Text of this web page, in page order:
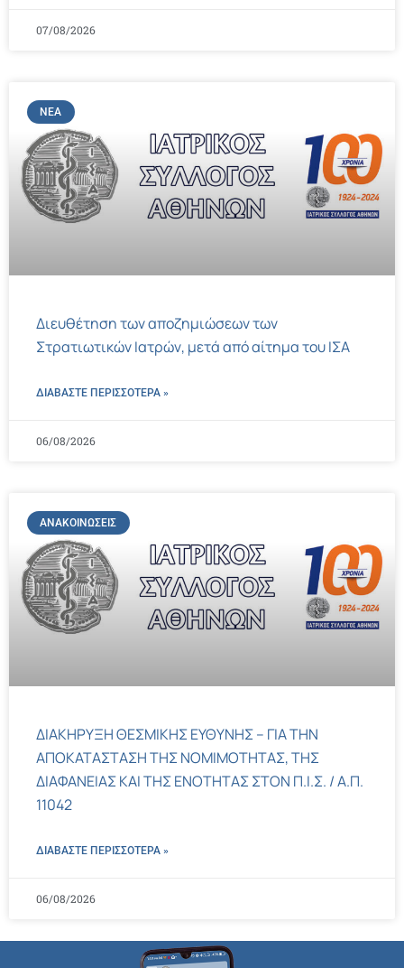
07/08/2026
ΝΈΑ
Διευθέτηση των αποζημιώσεων των
Στρατιωτικών Ιατρών, μετά από αίτημα του ΙΣΑ
ΔΙΑΒΑΣΤΕ ΠΕΡΙΣΣΌΤΕΡΑ »
06/08/2026
ΑΝΑΚΟΙΝΏΣΕΙΣ
ΔΙΑΚΗΡΥΞΗ ΘΕΣΜΙΚΗΣ ΕΥΘΥΝΗΣ – ΓΙΑ ΤΗΝ
ΑΠΟΚΑΤΑΣΤΑΣΗ ΤΗΣ ΝΟΜΙΜΟΤΗΤΑΣ, ΤΗΣ
ΔΙΑΦΑΝΕΙΑΣ ΚΑΙ ΤΗΣ ΕΝΟΤΗΤΑΣ ΣΤΟΝ Π.Ι.Σ. / Α.Π.
11042
ΔΙΑΒΑΣΤΕ ΠΕΡΙΣΣΌΤΕΡΑ »
06/08/2026